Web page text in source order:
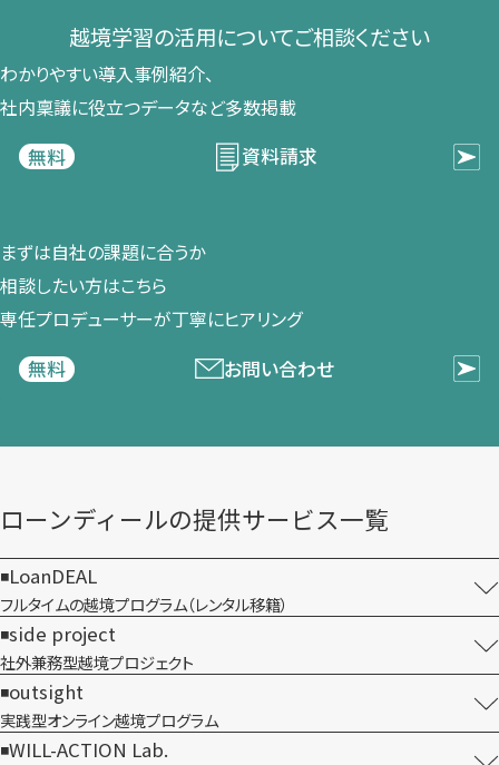
越境学習の​活用に​ついて​ご相談ください​
わかりやすい導入事例紹介、​
社内稟議に​役立つデータなど​多数掲載
無料
資料請求
まずは​自社の​課題に​合うか​
相談したい方は​こちら
専任プロデューサーが​丁寧に​ヒアリング
無料
お問い合わせ
ローンディールの​提供サービス一覧
LoanDEAL
フルタイムの越境プログラム​（レンタル移籍）
side project
社外兼務型​越境プロジェクト
outsight
実践型オンライン​越境プログラム
WILL-ACTION Lab.